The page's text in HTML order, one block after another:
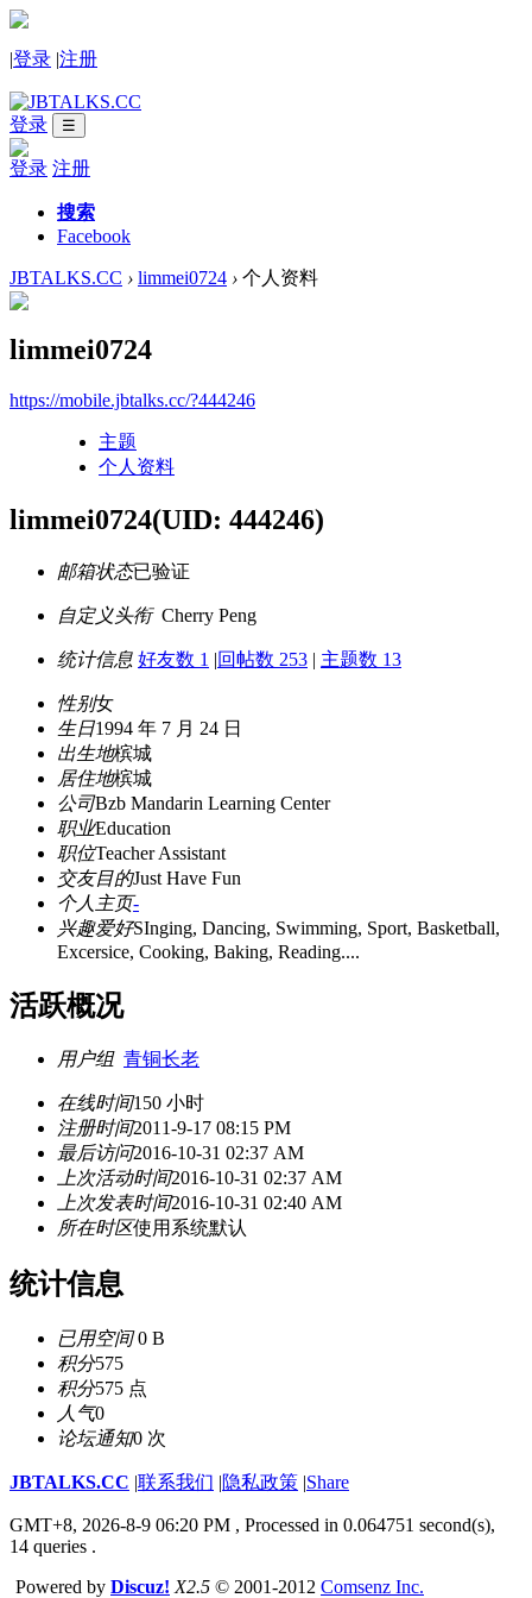
|登录 |注册
登录 ☰
登录 注册
搜索
Facebook
JBTALKS.CC › limmei0724 › 个人资料
limmei0724
https://mobile.jbtalks.cc/?444246
主题
个人资料
limmei0724(UID: 444246)
邮箱状态已验证
自定义头衔 Cherry Peng
统计信息 好友数 1 |回帖数 253 | 主题数 13
性别女
生日1994 年 7 月 24 日
出生地槟城
居住地槟城
公司Bzb Mandarin Learning Center
职业Education
职位Teacher Assistant
交友目的Just Have Fun
个人主页-
兴趣爱好SInging, Dancing, Swimming, Sport, Basketball,
Excersice, Cooking, Baking, Reading....
活跃概况
用户组 青铜长老
在线时间150 小时
注册时间2011-9-17 08:15 PM
最后访问2016-10-31 02:37 AM
上次活动时间2016-10-31 02:37 AM
上次发表时间2016-10-31 02:40 AM
所在时区使用系统默认
统计信息
已用空间0 B
积分575
积分575 点
人气0
论坛通知0 次
JBTALKS.CC |联系我们 |隐私政策 |Share
GMT+8, 2026-8-9 06:20 PM , Processed in 0.064751 second(s),
14 queries .
Powered by Discuz! X2.5 © 2001-2012 Comsenz Inc.